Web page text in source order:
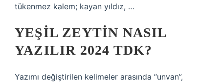
tükenmez kalem; kayan yıldız, …
YEŞIL ZEYTIN NASIL
YAZILIR 2024 TDK?
Yazımı değiştirilen kelimeler arasında “unvan”,